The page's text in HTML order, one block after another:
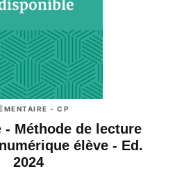
- CP
- Méthode de lecture
élève - Ed.
2024